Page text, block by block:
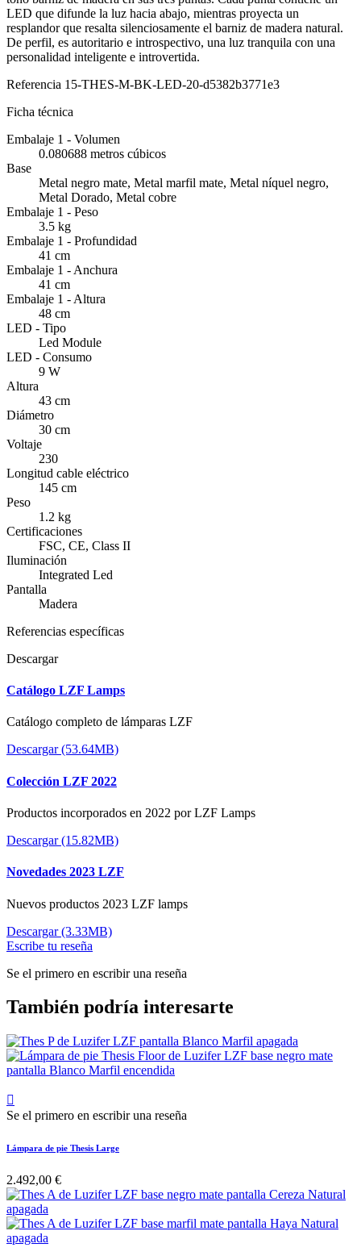
LED que difunde la luz hacia abajo, mientras proyecta un
resplandor que resalta silenciosamente el barniz de madera natural.
De perfil, es autoritario e introspectivo, una luz tranquila con una
personalidad inteligente e introvertida.
Referencia 15-THES-M-BK-LED-20-d5382b3771e3
Ficha técnica
Embalaje 1 - Volumen
0.080688 metros cúbicos
Base
Metal negro mate, Metal marfil mate, Metal níquel negro,
Metal Dorado, Metal cobre
Embalaje 1 - Peso
3.5 kg
Embalaje 1 - Profundidad
41 cm
Embalaje 1 - Anchura
41 cm
Embalaje 1 - Altura
48 cm
LED - Tipo
Led Module
LED - Consumo
9 W
Altura
43 cm
Diámetro
30 cm
Voltaje
230
Longitud cable eléctrico
145 cm
Peso
1.2 kg
Certificaciones
FSC, CE, Class II
Iluminación
Integrated Led
Pantalla
Madera
Referencias específicas
Descargar
Catálogo LZF Lamps
Catálogo completo de lámparas LZF
Descargar (53.64MB)
Colección LZF 2022
Productos incorporados en 2022 por LZF Lamps
Descargar (15.82MB)
Novedades 2023 LZF
Nuevos productos 2023 LZF lamps
Descargar (3.33MB)
Escribe tu reseña
Se el primero en escribir una reseña
También podría interesarte

Se el primero en escribir una reseña
Lámpara de pie Thesis Large
2.492,00 €